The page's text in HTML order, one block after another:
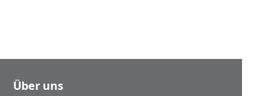
Über uns